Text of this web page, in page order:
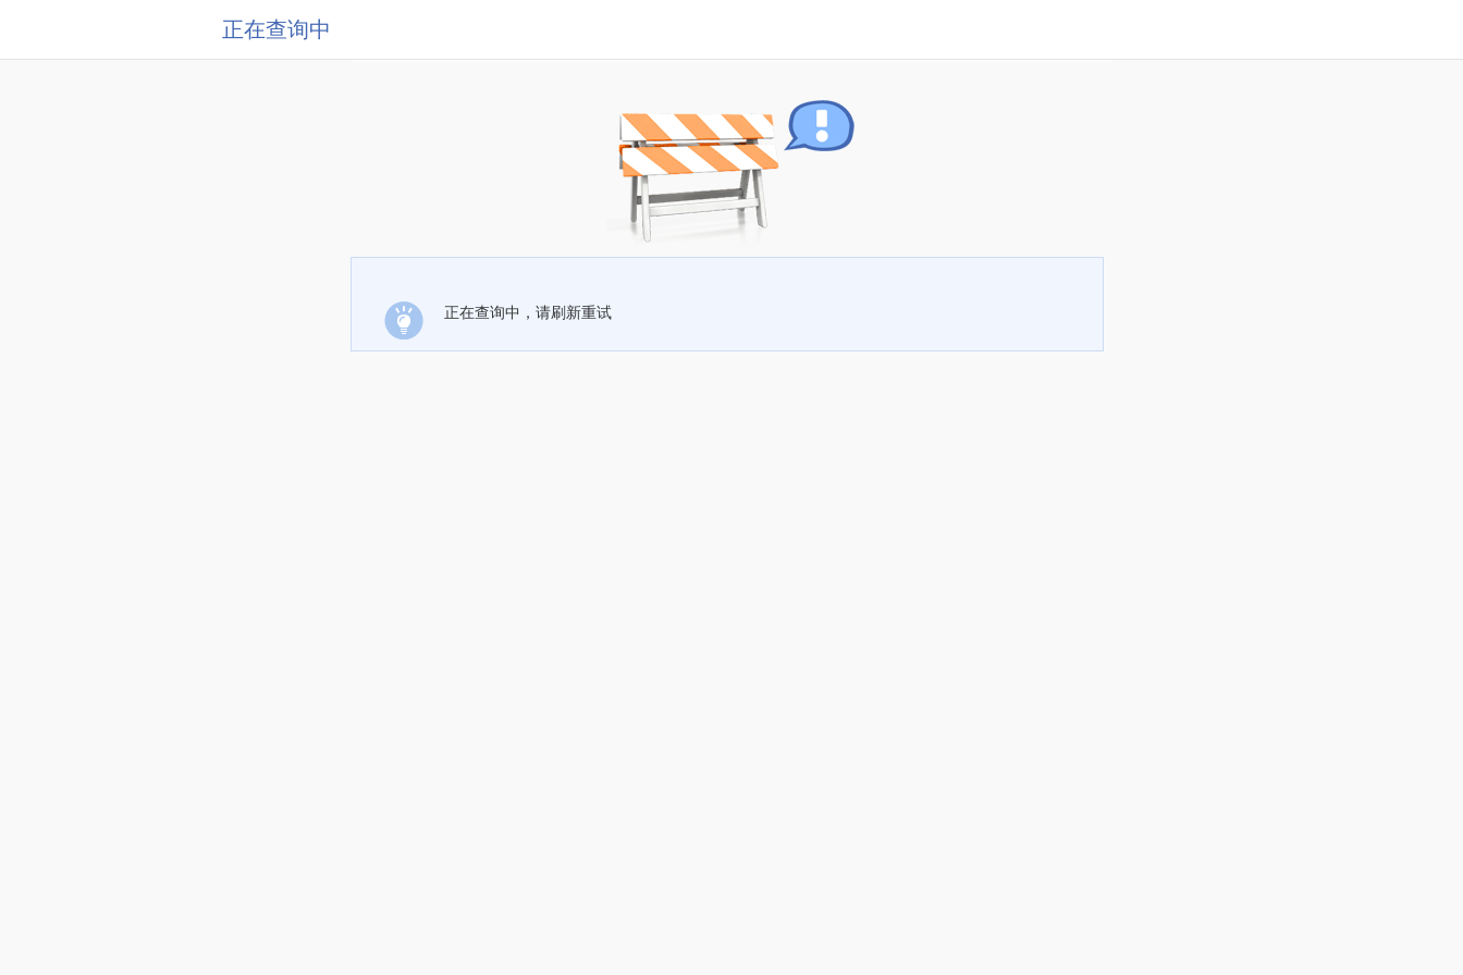
正在查询中
正在查询中，请刷新重试